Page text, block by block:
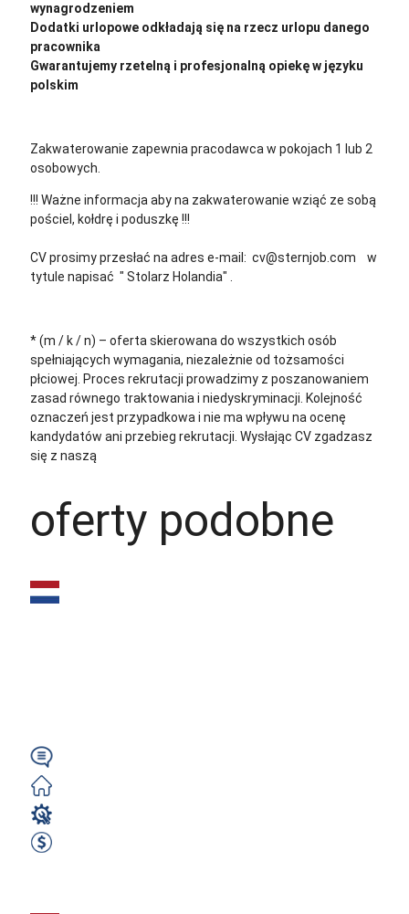
wynagrodzeniem
Dodatki urlopowe odkładają się na rzecz urlopu danego
pracownika
Gwarantujemy rzetelną i profesjonalną opiekę w języku
polskim
Zakwaterowanie zapewnia pracodawca w pokojach 1 lub 2
osobowych.
!!! Ważne informacja aby na zakwaterowanie wziąć ze sobą
pościel, kołdrę i poduszkę !!!
CV prosimy przesłać na adres e-mail: cv@sternjob.com w
tytule napisać " Stolarz Holandia" .
* (m / k / n) – oferta skierowana do wszystkich osób
spełniających wymagania, niezależnie od tożsamości
płciowej. Proces rekrutacji prowadzimy z poszanowaniem
zasad równego traktowania i niedyskryminacji. Kolejność
oznaczeń jest przypadkowa i nie ma wpływu na ocenę
kandydatów ani przebieg rekrutacji. Wysłając CV zgadzasz
się z naszą
oferty podobne
SPAWACZ TIG